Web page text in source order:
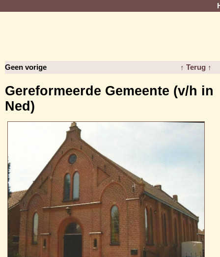
Geen vorige ↑ Terug ↑
Gereformeerde Gemeente (v/h in
Ned)